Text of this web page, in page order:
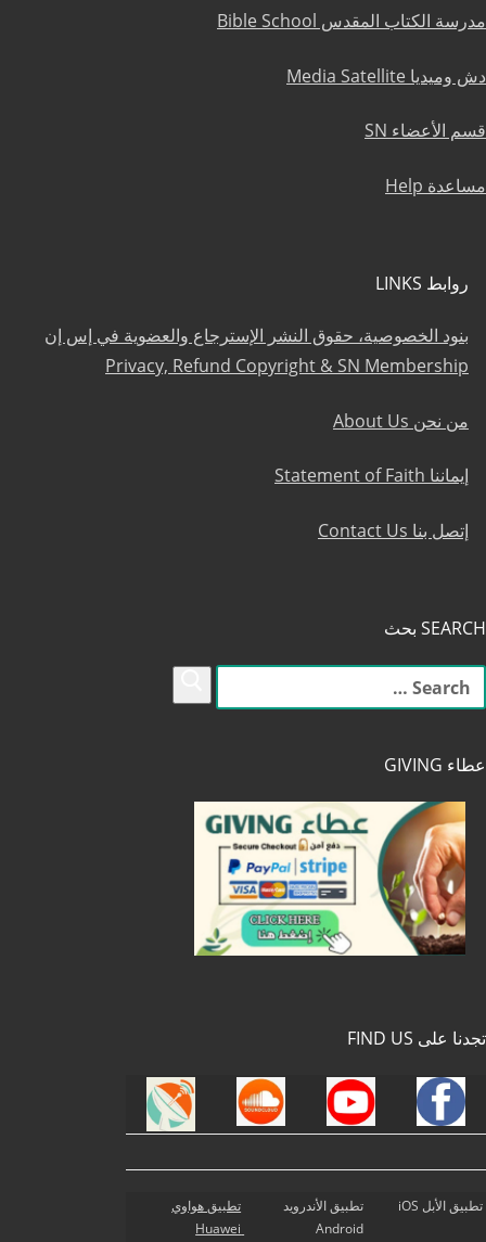
مدرسة الكتاب المقدس Bible School
دش وميديا Media Satellite
قسم الأعضاء SN
مساعدة Help
روابط LINKS
بنود الخصوصية، حقوق النشر الإسترجاع والعضوية في إس إن
Privacy, Refund Copyright & SN Membership
من نحن About Us
إيماننا Statement of Faith
إتصل بنا Contact Us
SEARCH بحث
البحث
عن:
عطاء GIVING
تجدنا على FIND US
تطبيق الأبل iOS
تطبيق الأندرويد
Android
تطبيق هواوي